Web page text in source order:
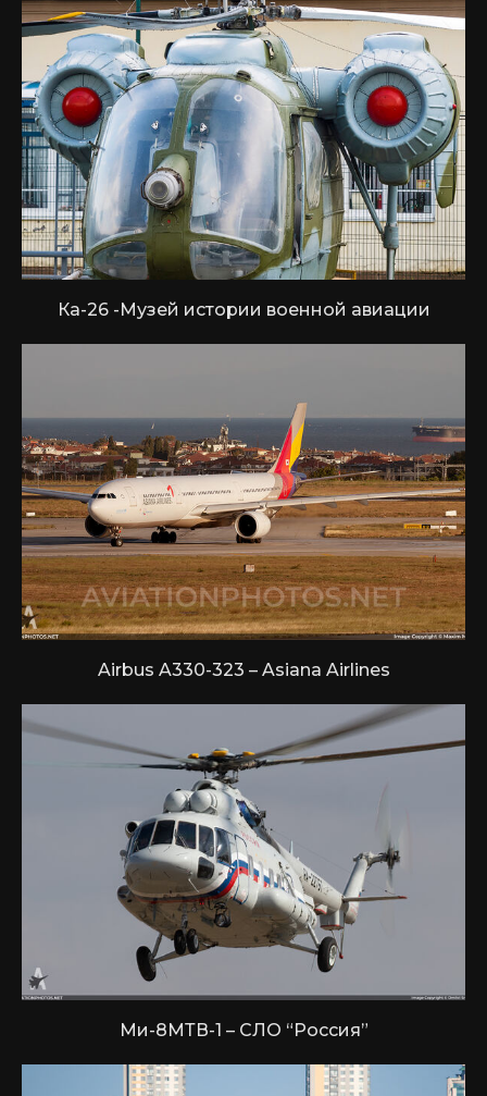
Ка-26 -Музей истории военной авиации
Airbus A330-323 – Asiana Airlines
Ми-8МТВ-1 – СЛО “Россия”